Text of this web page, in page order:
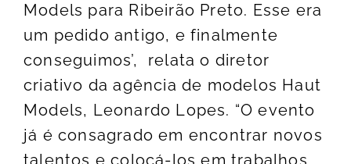
Models para Ribeirão Preto. Esse era
um pedido antigo, e finalmente
conseguimos’, relata o diretor
criativo da agência de modelos Haut
Models, Leonardo Lopes. “O evento
já é consagrado em encontrar novos
talentos e colocá-los em trabalhos